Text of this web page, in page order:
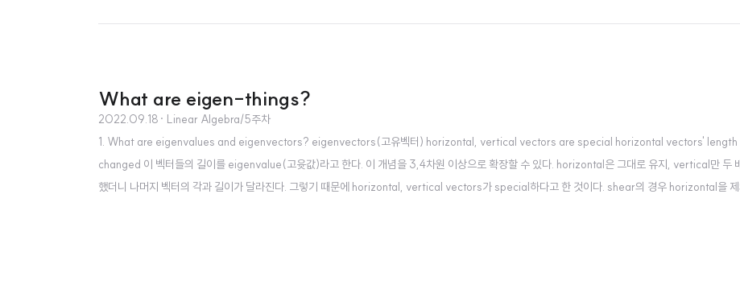
What are eigen-things?
2022.09.18 · Linear Algebra/5주차
1. What are eigenvalues and eigenvectors? eigenvectors(고유벡터) horizontal, vertical vectors are special horizontal vectors' length
changed 이 벡터들의 길이를 eigenvalue(고윳값)라고 한다. 이 개념을 3,4차원 이상으로 확장할 수 있다. horizontal은 그대로 유지, vertical만 두
했더니 나머지 벡터의 각과 길이가 달라진다. 그렇기 때문에 horizontal, vertical vectors가 special하다고 한 것이다. shear의 경우 horizontal을